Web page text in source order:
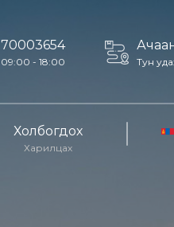
70003654
09:00 - 18:00 Тун
Холбогдох
Харилцах